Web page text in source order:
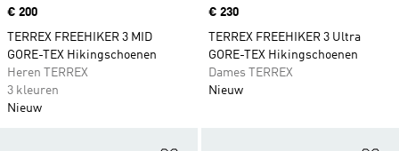
Price
€ 200
TERREX FREEHIKER 3 MID
GORE-TEX Hikingschoenen
Heren TERREX
3 kleuren
Nieuw
Price
€ 230
TERREX FREEHIKER 3 Ultra
GORE-TEX Hikingschoenen
Dames TERREX
Nieuw